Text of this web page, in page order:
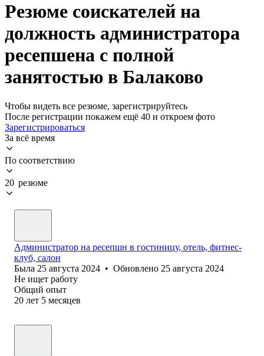
Резюме соискателей на
должность администратора
ресепшена с полной
занятостью в Балаково
Чтобы видеть все резюме, зарегистрируйтесь
После регистрации покажем ещё 40 и откроем фото
Зарегистрироваться
За всё время
По соответствию
20 резюме
Администратор на ресепшн в гостиницу, отель, фитнес-
клуб, салон
Была 25 августа 2024 • Обновлено 25 августа 2024
Не ищет работу
Общий опыт
20 лет 5 месяцев